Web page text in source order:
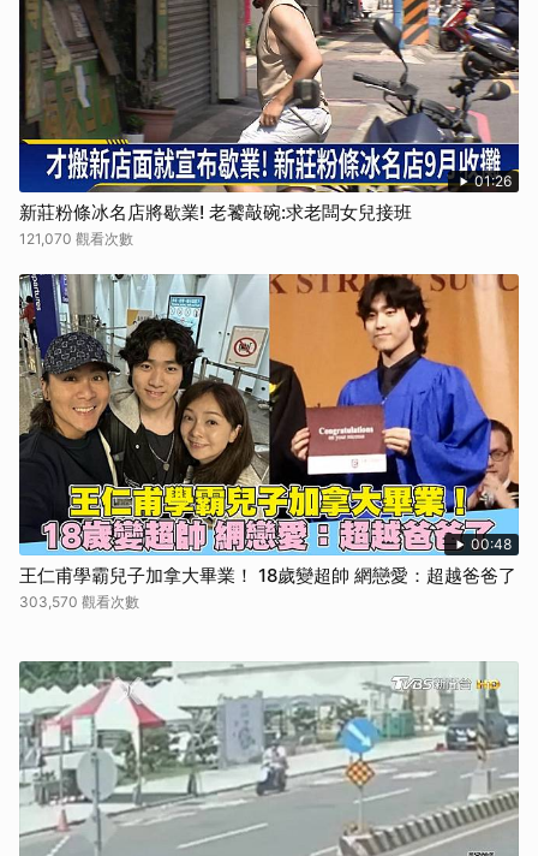
01:26
新莊粉條冰名店將歇業! 老饕敲碗:求老闆女兒接班
121,070 觀看次數
00:48
王仁甫學霸兒子加拿大畢業！ 18歲變超帥 網戀愛：超越爸爸了
303,570 觀看次數